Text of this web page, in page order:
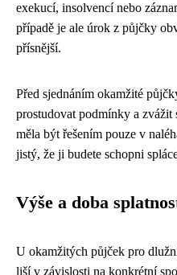
exekucí, insolvencí nebo
případě je ale úrok z půjčky
přísnější.
Před sjednáním okamžité
prostudovat podmínky a
měla být řešením pouze v
jistý, že ji budete schopni
Výše a doba
U okamžitých půjček pro
liší v závislosti na konkrétní